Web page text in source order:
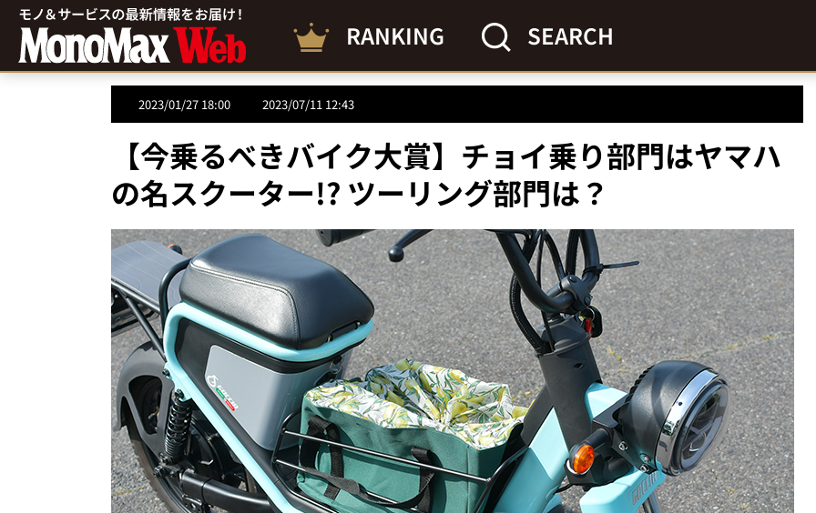
RANKING SEARCH
2023/01/27 18:00 2023/07/11 12:43
【今乗るべきバイク大賞】チョイ乗り部門はヤマハ
の名スクーター!? ツーリング部門は？